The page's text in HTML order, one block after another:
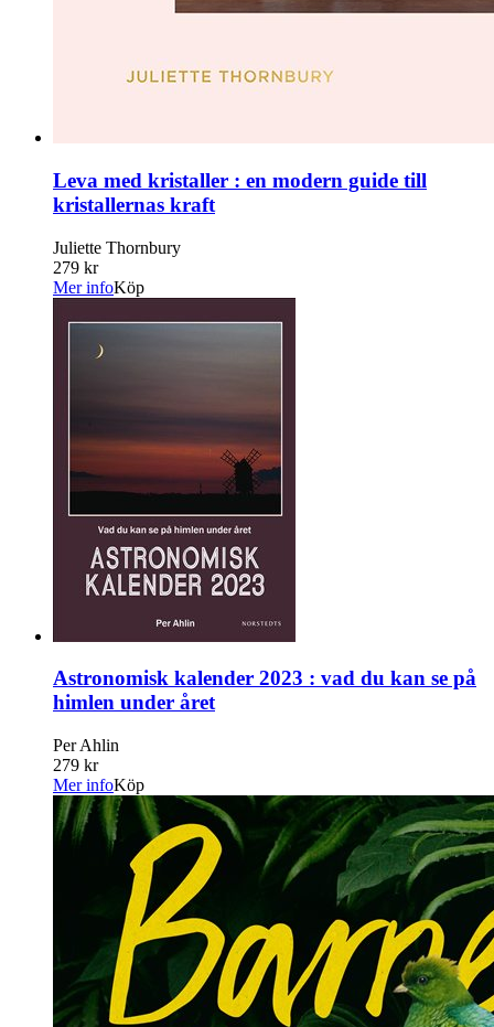
Leva med kristaller : en modern guide till
kristallernas kraft
Juliette Thornbury
279 kr
Mer infoKöp
Astronomisk kalender 2023 : vad du kan se på
himlen under året
Per Ahlin
279 kr
Mer infoKöp